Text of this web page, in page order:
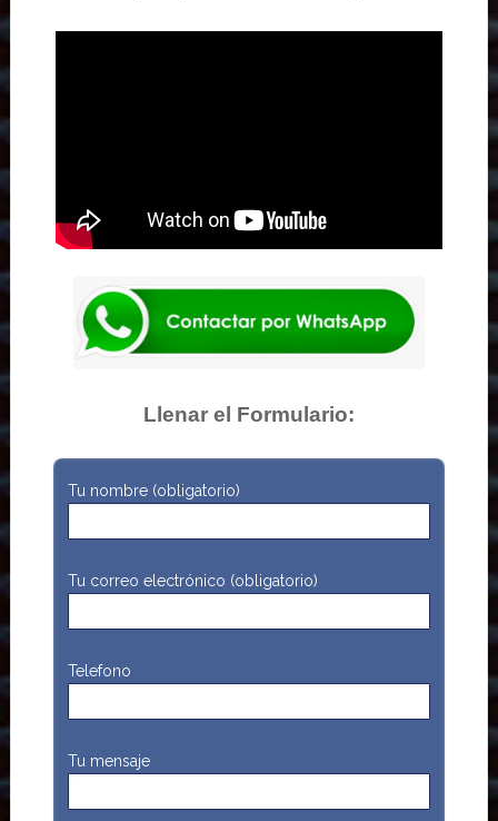
Llenar el Formulario:
Tu nombre (obligatorio)
Tu correo electrónico (obligatorio)
Telefono
Tu mensaje